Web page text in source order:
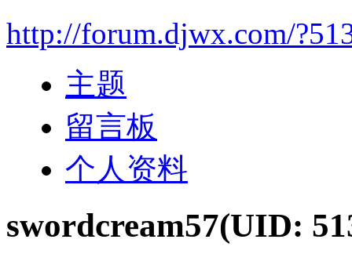
http://forum.djwx.com/
主题
留言板
个人资料
swordcream57(UID: